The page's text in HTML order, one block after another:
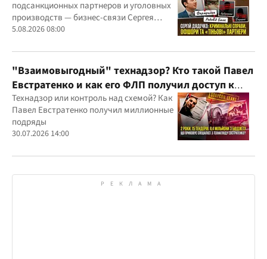
подсанкционных партнеров и уголовных
производств — бизнес-связи Сергея
Дядечко до сих пор простираются через
юрисдикций
5.08.2026 08:00
"Взаимовыгодный" технадзор? Кто такой Павел
Евстратенко и как его ФЛП получил доступ к
бюджетным миллионам?
Технадзор или контроль над схемой? Как
Павел Евстратенко получил миллионные
подряды
30.07.2026 14:00